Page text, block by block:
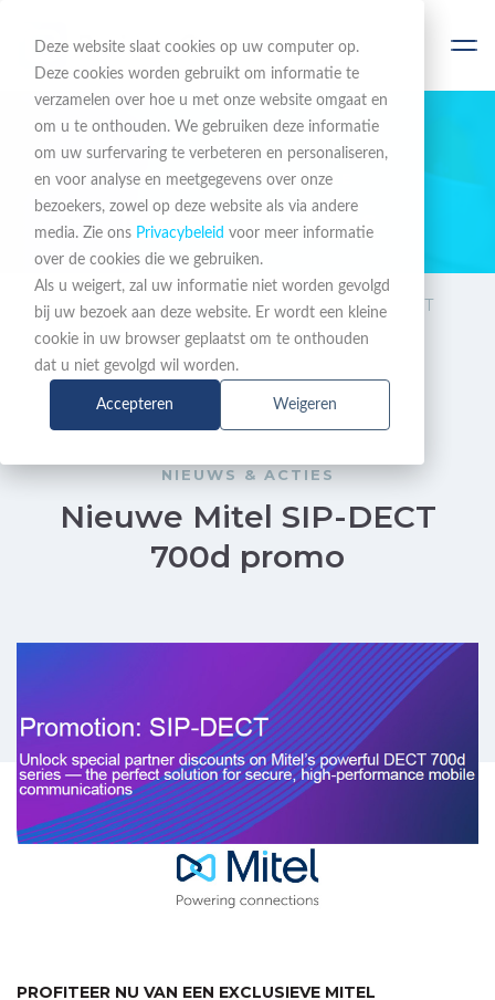
Deze website slaat cookies op uw computer op.
Deze cookies worden gebruikt om informatie te
verzamelen over hoe u met onze website omgaat en
om u te onthouden. We gebruiken deze informatie
om uw surfervaring te verbeteren en personaliseren,
en voor analyse en meetgegevens over onze
bezoekers, zowel op deze website als via andere
media. Zie ons Privacybeleid voor meer informatie
over de cookies die we gebruiken.
Als u weigert, zal uw informatie niet worden gevolgd
bij uw bezoek aan deze website. Er wordt een kleine
cookie in uw browser geplaatst om te onthouden
dat u niet gevolgd wil worden.
Accepteren Weigeren
BLIJF OP DE HOOGTE
Nieuws & Acties
Nieuws &
Acties
Nieuwe Mitel SIP-DECT
700d promo
NIEUWS & ACTIES
Nieuwe Mitel SIP-DECT
700d promo
PROFITEER NU VAN EEN EXCLUSIEVE MITEL